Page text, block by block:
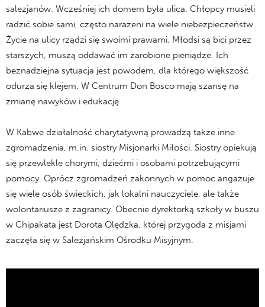
salezjanów. Wcześniej ich domem była ulica. Chłopcy musieli
radzić sobie sami, często narażeni na wiele niebezpieczeństw.
Życie na ulicy rządzi się swoimi prawami. Młodsi są bici przez
starszych, muszą oddawać im zarobione pieniądze. Ich
beznadziejna sytuacja jest powodem, dla którego większość
odurza się klejem. W Centrum Don Bosco mają szansę na
zmianę nawyków i edukację.
W Kabwe działalność charytatywną prowadzą także inne
zgromadzenia, m.in. siostry Misjonarki Miłości. Siostry opiekują
się przewlekle chorymi, dziećmi i osobami potrzebującymi
pomocy. Oprócz zgromadzeń zakonnych w pomoc angażuje
się wiele osób świeckich, jak lokalni nauczyciele, ale także
wolontariusze z zagranicy. Obecnie dyrektorką szkoły w buszu
w Chipakata jest Dorota Olędzka, której przygoda z misjami
zaczęła się w Salezjańskim Ośrodku Misyjnym.